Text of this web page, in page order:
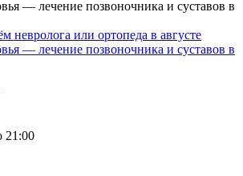
невролога или ортопеда в августе
21:00